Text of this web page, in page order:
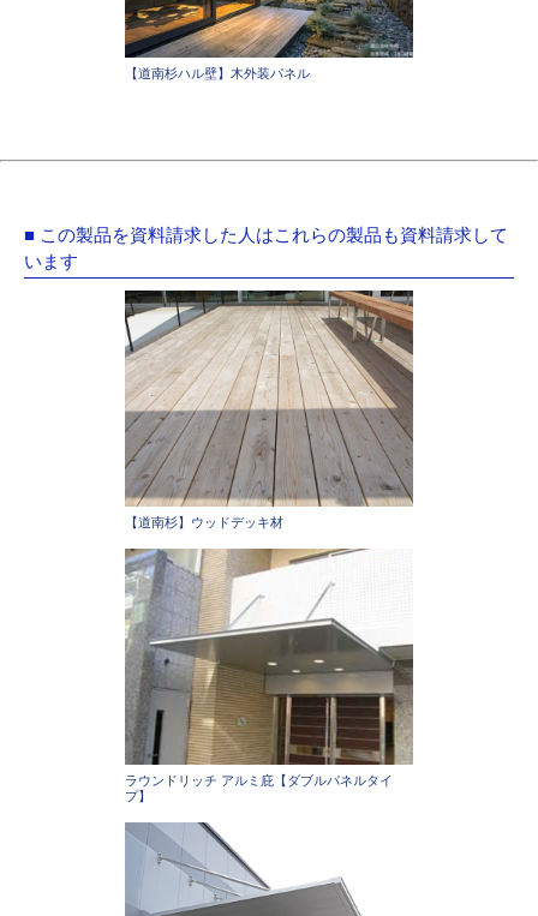
【道南杉ハル壁】木外装パネル
■ この製品を資料請求した人はこれらの製品も資料請求して
います
【道南杉】ウッドデッキ材
ラウンドリッチ アルミ庇【ダブルパネルタイ
プ】